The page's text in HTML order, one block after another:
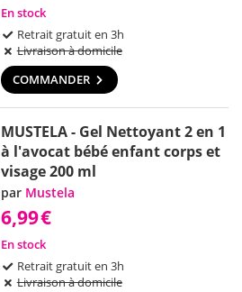
En stock
Retrait gratuit en 3h
Livraison à domicile
COMMANDER
MUSTELA - Gel Nettoyant 2 en 1
à l'avocat bébé enfant corps et
visage 200 ml
par Mustela
6,99€
En stock
Retrait gratuit en 3h
Livraison à domicile